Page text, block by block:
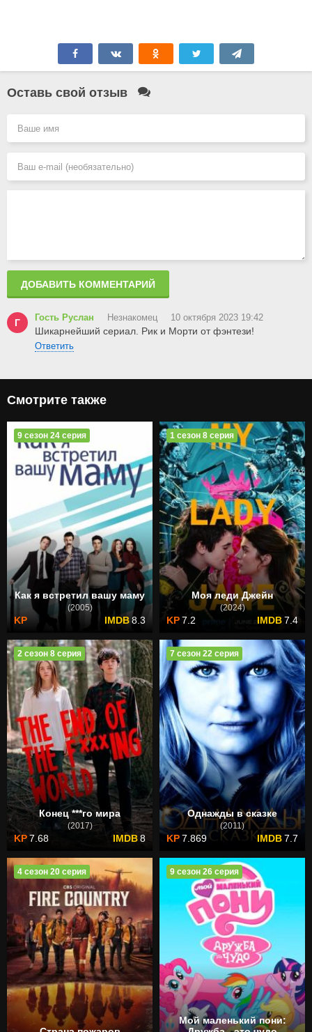
Оставь свой отзыв
Г Гость Руслан Незнакомец 10 октября 2023 19:42
Шикарнейший сериал. Рик и Морти от фэнтези!
Ответить
ДОБАВИТЬ КОММЕНТАРИЙ
Смотрите также
Как я встретил вашу маму
(2005)
8.3
9 сезон 24 серия
Моя леди Джейн
(2024)
7.2 7.4
1 сезон 8 серия
Конец ***го мира
(2017)
7.68 8
2 сезон 8 серия
Однажды в сказке
(2011)
7.869 7.7
7 сезон 22 серия
4 сезон 20 серия
Мой маленький пони:
9 сезон 26 серия